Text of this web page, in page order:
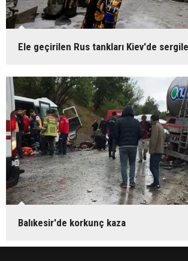
Ele geçirilen Rus tankları Kiev'de
Balıkesir'de korkunç kaza